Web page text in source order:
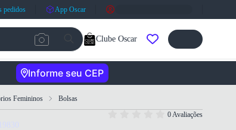
pedidos App Oscar
Clube Oscar
Informe seu CEP
Femininos
Bolsas
0 Avaliações